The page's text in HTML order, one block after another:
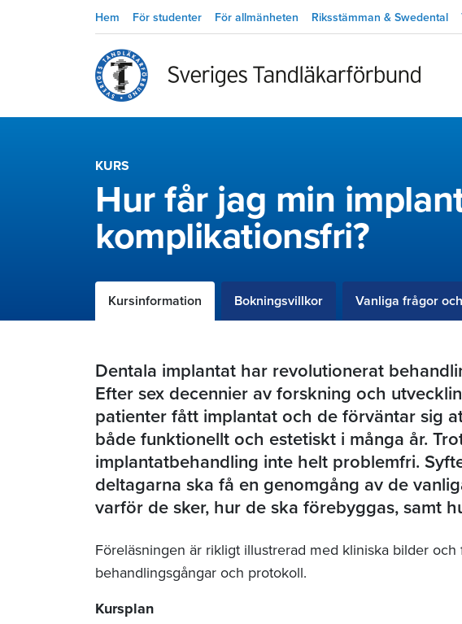
Hem För studenter För allmänheten Riksstämman & Swedental
KURS
Hur får jag min
komplikationsfri?
Kursinformation Bokningsvillkor Vanliga frågor
Dentala implantat har revolutionerat
Efter sex decennier av forskning och
patienter fått implantat och de förväntar sig
både funktionellt och estetiskt i många år.
implantatbehandling inte helt problemfri.
deltagarna ska få en genomgång av de
varför de sker, hur de ska förebyggas, samt
Föreläsningen är rikligt illustrerad med kliniska bilder och
behandlingsgångar och protokoll.
Kursplan